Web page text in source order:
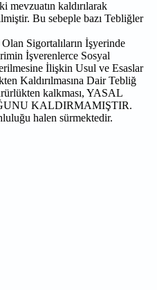
mevzuatın kaldırılarak
Bu sebeple bazı Tebliğler
Sigortalıların İşyerinde
İşverenlerce Sosyal
İlişkin Usul ve Esaslar
Kaldırılmasına Dair Tebliğ
kalkması, YASAL
KALDIRMAMIŞTIR.
halen sürmektedir.